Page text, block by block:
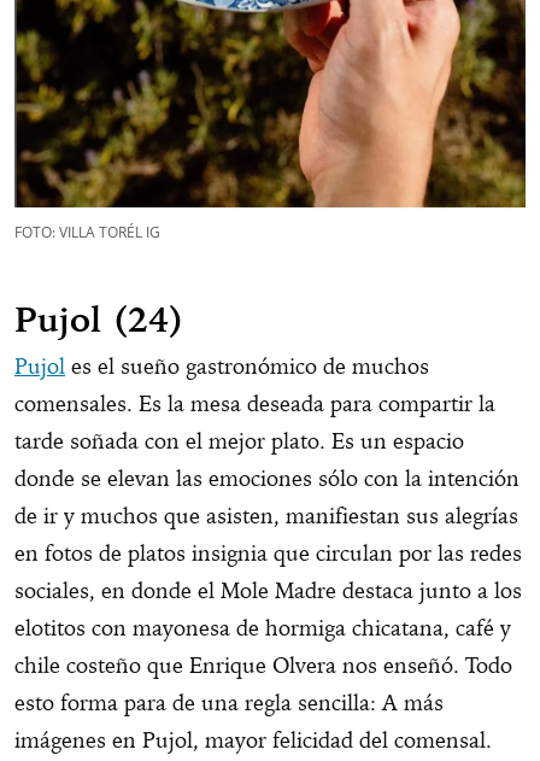
FOTO: VILLA TORÉL IG
Pujol (24)
Pujol es el sueño gastronómico de muchos
comensales. Es la mesa deseada para compartir la
tarde soñada con el mejor plato. Es un espacio
donde se elevan las emociones sólo con la intención
de ir y muchos que asisten, manifiestan sus alegrías
en fotos de platos insignia que circulan por las redes
sociales, en donde el Mole Madre destaca junto a los
elotitos con mayonesa de hormiga chicatana, café y
chile costeño que Enrique Olvera nos enseñó. Todo
esto forma para de una regla sencilla: A más
imágenes en Pujol, mayor felicidad del comensal.